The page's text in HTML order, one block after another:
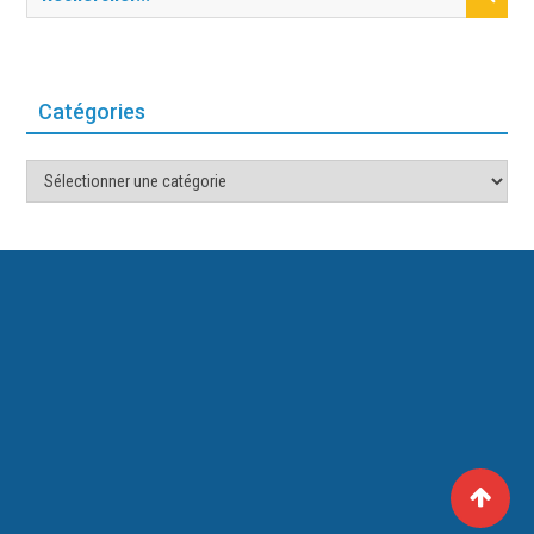
Catégories
Catégories